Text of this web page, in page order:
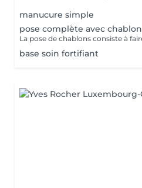
manucure simple
pose complète avec chablon
base soin fortifiant